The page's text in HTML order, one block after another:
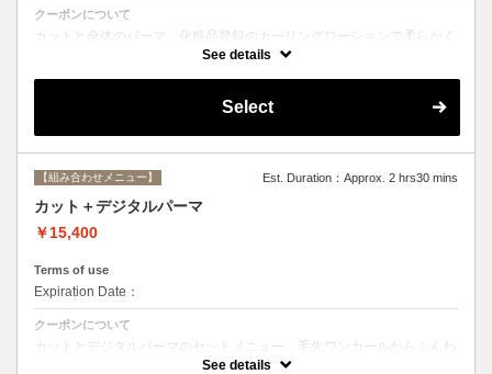
クーポンについて
カットと全体のパーマ。化粧品登録のカーリングローションで柔らかく
動きのあるスタイルからしっかりウェーブまで☆シャンプー、ブロー込
See details
Select
【組み合わせメニュー】 Est. Duration：Approx. 2 hrs30 mins
カット＋デジタルパーマ
￥15,400
Terms of use
Expiration Date：
クーポンについて
カットとデジタルパーマのセットメニュー。毛先ワンカールからふんわ
りルーズなカールまで大きめしっかりカール♪シャンプー・ブロー込
See details